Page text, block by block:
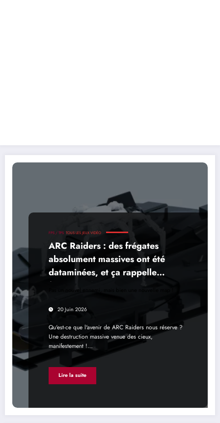
FPS / TPS TOUS LES JEUX VIDÉO
ARC Raiders : des frégates
absolument massives ont été
dataminées, et ça rappelle
fortement la Première Vague
Pas un nouvel ennemi, mais bien une nouvelle map !
20 Juin 2026
Qu'est-ce que l'avenir de ARC Raiders nous réserve ?
Une destruction massive venue des cieux,
manifestement !…
Lire la suite